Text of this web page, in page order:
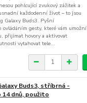
pohlcující zvukový zážitek a
každodenní život – to jsou
Galaxy Buds3. Pyšní
gesty, které vám umožní
přijímat hovory a aktivovat
vytahovat tele...
Buds3, stříbrná -
14 dnů, použito